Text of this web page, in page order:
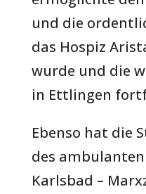
und die
das Hospiz
wurde und die
in Ettlingen
Ebenso hat die
des
Karlsbad –